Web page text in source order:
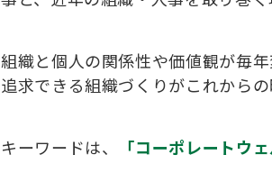
組織と個人の関係性や価値観が毎
追求できる組織づくりがこれから
キーワードは、 「コーポレートウ